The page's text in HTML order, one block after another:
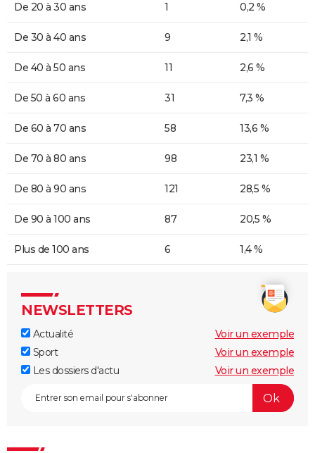
De 20 à 30 ans 1 0,2 %
De 30 à 40 ans 9 2,1 %
De 40 à 50 ans 11 2,6 %
De 50 à 60 ans 31 7,3 %
De 60 à 70 ans 58 13,6 %
De 70 à 80 ans 98 23,1 %
De 80 à 90 ans 121 28,5 %
De 90 à 100 ans 87 20,5 %
Plus de 100 ans 6 1,4 %
NEWSLETTERS
Actualité
Voir un exemple
Sport
Voir un exemple
Les dossiers d'actu
Voir un exemple